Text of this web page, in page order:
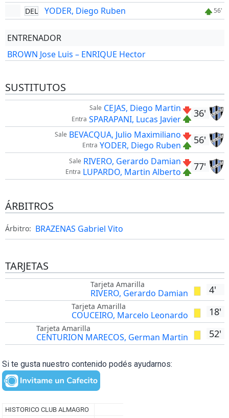
DEL YODER, Diego Ruben 56'
ENTRENADOR
BROWN Jose Luis – ENRIQUE Hector
SUSTITUTOS
36'
Sale CEJAS, Diego Martin
Entra SPARAPANI, Lucas Javier
56'
Sale BEVACQUA, Julio Maximiliano
Entra YODER, Diego Ruben
77'
Sale RIVERO, Gerardo Damian
Entra LUPARDO, Martin Alberto
ÁRBITROS
Árbitro: BRAZENAS Gabriel Vito
TARJETAS
4'
Tarjeta Amarilla
RIVERO, Gerardo Damian
18'
Tarjeta Amarilla
COUCEIRO, Marcelo Leonardo
52'
Tarjeta Amarilla
CENTURION MARECOS, German Martin
Si te gusta nuestro contenido podés ayudarnos: